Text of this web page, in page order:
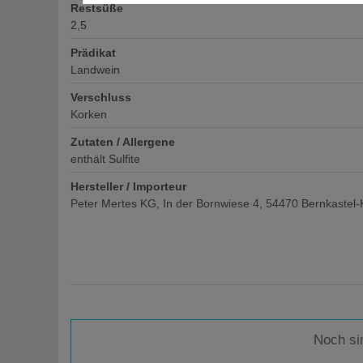
Restsüße
2,5
Prädikat
Landwein
Verschluss
Korken
Zutaten / Allergene
enthält Sulfite
Hersteller / Importeur
Peter Mertes KG, In der Bornwiese 4, 54470 Bernkastel-
Noch